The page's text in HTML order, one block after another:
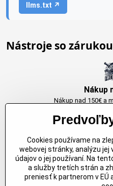
llms.txt ↗
Nástroje so zárukou
Nákup
Nákup nad 150€ a
Originálne
Každy produkt je vytvoreny pre
Cookies používame na
webovej stránky, analýzu
údajov o jej používaní. Na
a služby tretích strán a
preniesť k partnerom v EÚ